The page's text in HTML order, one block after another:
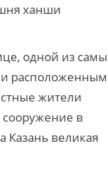
ханши
одной из
и
жители
в
Казань великая